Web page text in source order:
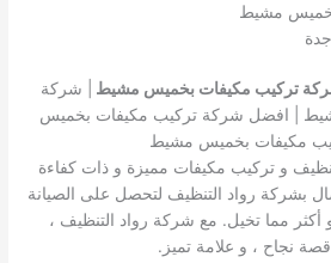
مشيط
تركيب مكيفات بخميس مشيط
| شركة
| افضل شركة تركيب مكيفات بخميس
مكيفات بخميس مشيط
و تركيب مكيفات مميزة و ذات كفاءة
بشركة رواد التنظيف لتحصل على الصيانة
أكثر مما تخيل. مع شركة رواد التنظيف ،
نجاح ، و علامة تميز.